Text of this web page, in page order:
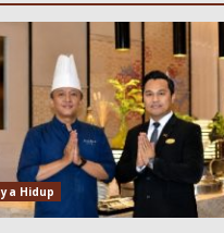
Hidup